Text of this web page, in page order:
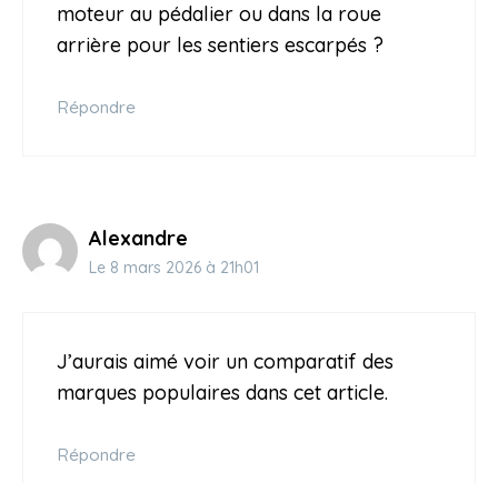
moteur au pédalier ou dans la roue
arrière pour les sentiers escarpés ?
Répondre
Alexandre
Le 8 mars 2026 à 21h01
J’aurais aimé voir un comparatif des
marques populaires dans cet article.
Répondre